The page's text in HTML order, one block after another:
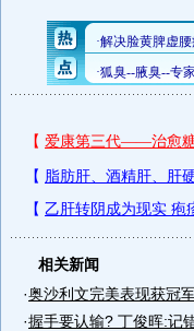
相关新闻
·奥沙利文完美表现获冠
·握手要认输? 丁俊晖:记